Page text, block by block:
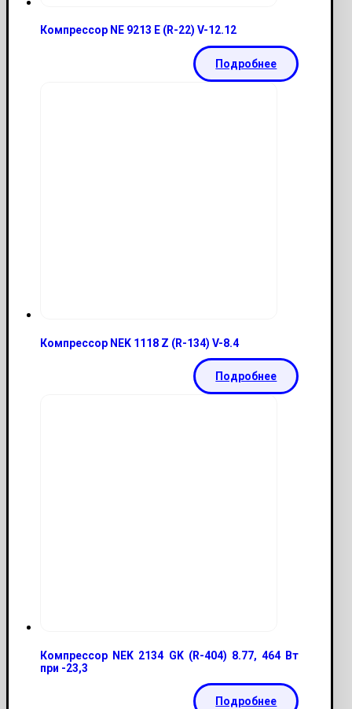
Компрессор NE 9213 E (R-22) V-12.12
Подробнее
Компрессор NEK 1118 Z (R-134) V-8.4
Подробнее
Компрессор NEK 2134 GK (R-404) 8.77, 464 Вт
при -23,3
Подробнее